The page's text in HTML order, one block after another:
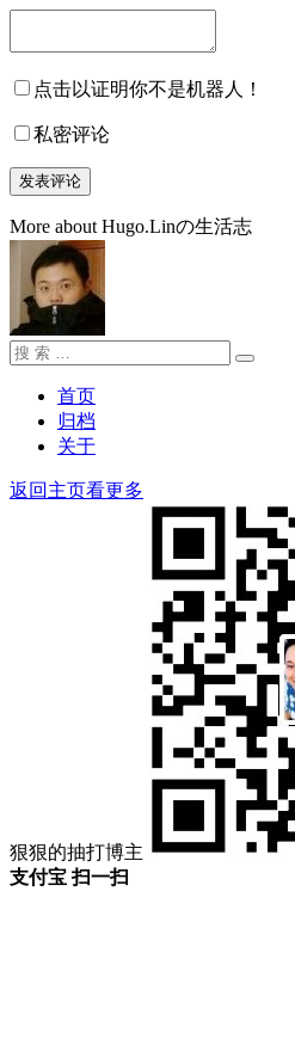
点击以证明你不是机器人！
私密评论
More about Hugo.Linの生活志
搜
搜
首页
归档
关于
返回主页看更多
狠狠的抽打博主
支付宝 扫一扫